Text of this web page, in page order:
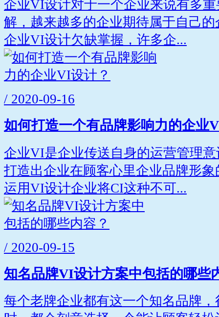
企业VI设计对于一个企业来说有多
解，越来越多的企业期待属于自己
企业VI设计欠缺掌握，许多企...
/ 2020-09-16
如何打造一个有品牌影响力的企业
企业VI是企业传送自身的运营管理
打造出企业在顾客心里企业品牌形
运用VI设计企业将CI这种不可...
/ 2020-09-15
知名品牌VI设计方案中包括的哪些
每个老牌企业都有这一个知名品牌